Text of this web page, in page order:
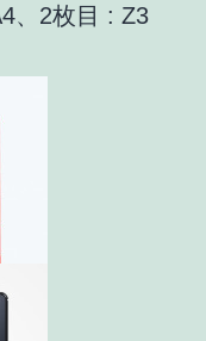
、2枚目 : Z3